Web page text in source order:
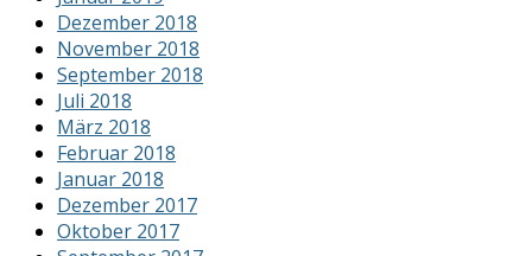
Dezember 2018
November 2018
September 2018
Juli 2018
März 2018
Februar 2018
Januar 2018
Dezember 2017
Oktober 2017